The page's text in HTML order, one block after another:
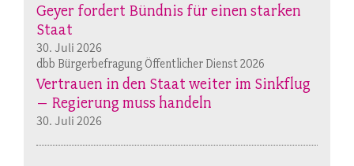
Geyer fordert Bündnis für einen starken
Staat
30. Juli 2026
dbb Bürgerbefragung Öffentlicher Dienst 2026
Vertrauen in den Staat weiter im Sinkflug
– Regierung muss handeln
30. Juli 2026